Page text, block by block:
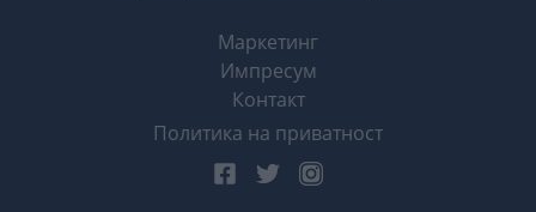
Маркетинг
Импресум
Контакт
Политика на приватност